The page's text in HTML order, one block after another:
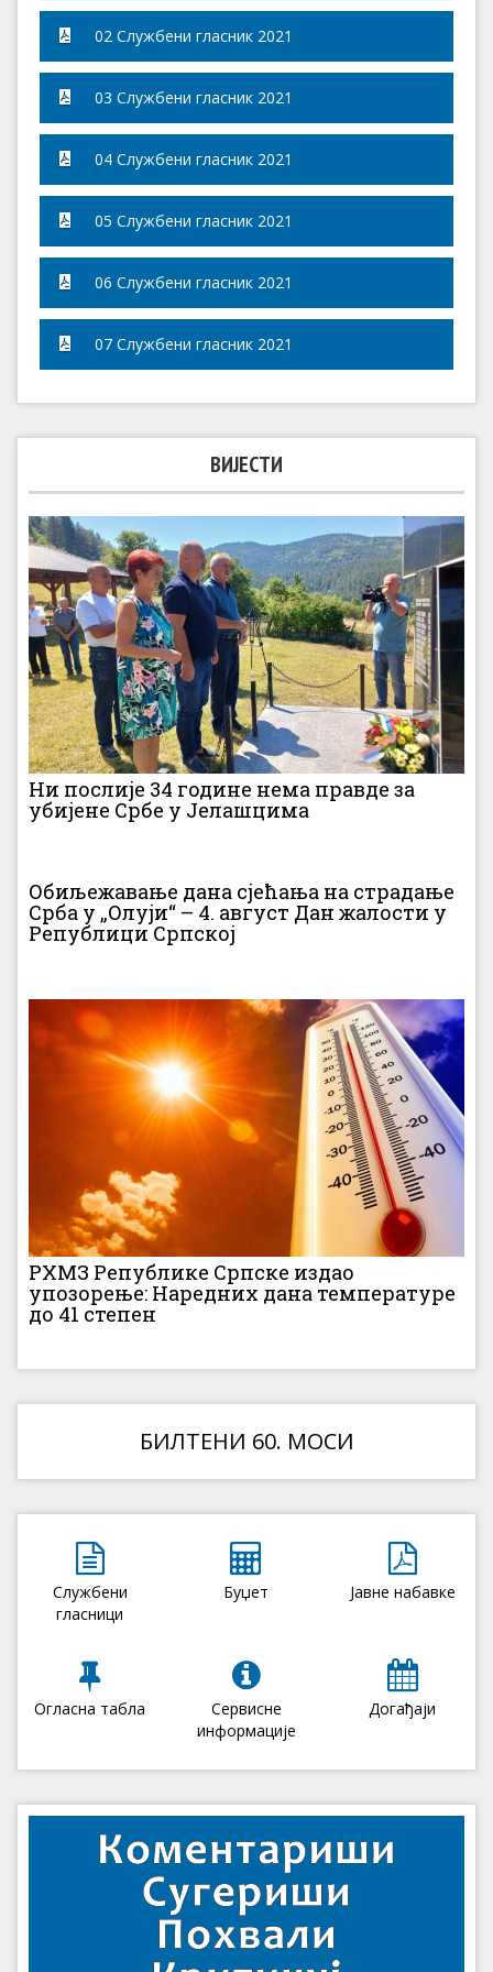
02 Службени гласник 2021
03 Службени гласник 2021
04 Службени гласник 2021
05 Службени гласник 2021
06 Службени гласник 2021
07 Службени гласник 2021
ВИЈЕСТИ
Ни послије 34 године нема правде за
убијене Србе у Јелашцима
Обиљежавање дана сјећања на страдање
Срба у „Олуји“ – 4. август Дан жалости у
Републици Српској
РХМЗ Републике Српске издао
упозорење: Наредних дана температуре
до 41 степен
БИЛТЕНИ 60. МОСИ
Службени
гласници
Буџет Јавне набавке
Огласна табла
Сервисне
информације
Догађаји